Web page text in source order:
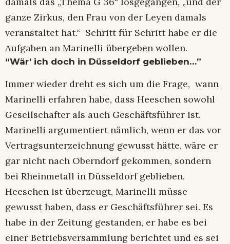
ganze Zirkus, den Frau von der Leyen damals
veranstaltet hat.“ Schritt für Schritt habe er die
Aufgaben an Marinelli übergeben wollen.
“Wär’ ich doch in Düsseldorf geblieben…”
Immer wieder dreht es sich um die Frage, wann
Marinelli erfahren habe, dass Heeschen sowohl
Gesellschafter als auch Geschäftsführer ist.
Marinelli argumentiert nämlich, wenn er das vor
Vertragsunterzeichnung gewusst hätte, wäre er
gar nicht nach Oberndorf gekommen, sondern
bei Rheinmetall in Düsseldorf geblieben.
Heeschen ist überzeugt, Marinelli müsse
gewusst haben, dass er Geschäftsführer sei. Es
habe in der Zeitung gestanden, er habe es bei
einer Betriebsversammlung berichtet und es sei